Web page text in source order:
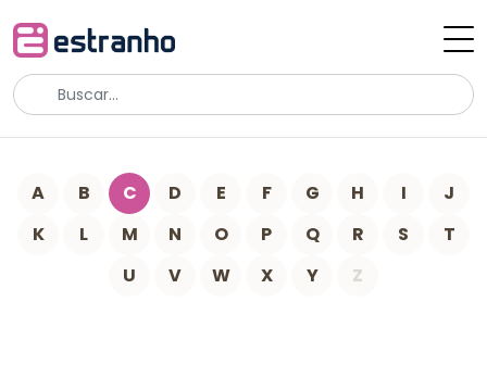
A B C D E F G H I
J
K
L M N O P Q R S
T
U
V W X Y Z